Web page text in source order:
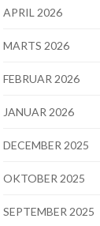
APRIL 2026
MARTS 2026
FEBRUAR 2026
JANUAR 2026
DECEMBER 2025
OKTOBER 2025
SEPTEMBER 2025